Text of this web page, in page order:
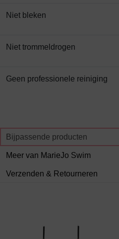
Niet bleken
Niet trommeldrogen
Geen professionele reiniging
Bijpassende producten
Meer van MarieJo Swim
Verzenden & Retourneren